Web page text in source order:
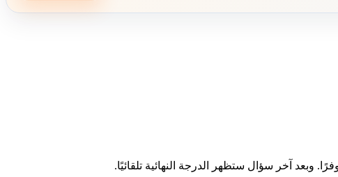
وبعد آخر سؤال ستظهر الدرجة النهائية تلقائيًا.